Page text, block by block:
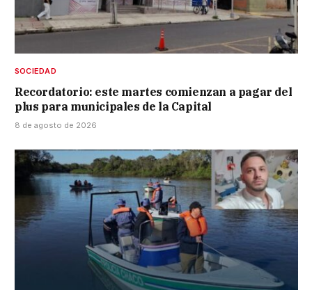
SOCIEDAD
Recordatorio: este martes comienzan a pagar del
plus para municipales de la Capital
8 de agosto de 2026